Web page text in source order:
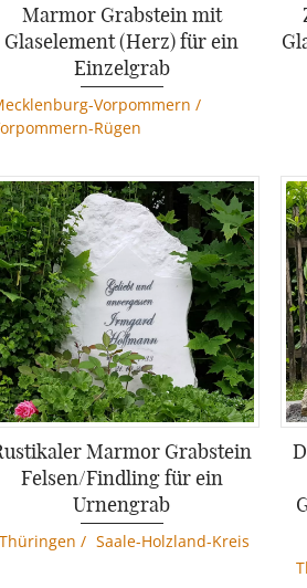
Marmor Grabstein mit
Glaselement (Herz) für ein
Einzelgrab
Vorpommern /
Rügen
Marmor Grabstein
Felsen/Findling für ein
Urnengrab
Thüringen / Saale-Holzland-Kreis